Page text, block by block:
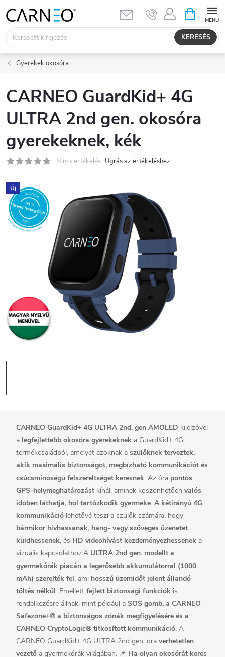
tartalomhoz
KERESÉS
KOSÁR
Gyerekek okosóra
CARNEO GuardKid+ 4G
ULTRA 2nd gen. okosóra
gyerekeknek, kék
Nincs értékelés Ugrás az értékeléshez
Új
CARNEO GuardKid+ 4G ULTRA 2nd. gen AMOLED kijelzővel
a legfejlettebb okosóra gyerekeknek a GuardKid+ 4G
termékcsaládból, amelyet azoknak a szülőknek terveztek,
akik maximális biztonságot, megbízható kommunikációt és
csúcsminőségű felszereltséget keresnek. Az óra pontos
GPS-helymeghatározást kínál, aminek köszönhetően valós
időben láthatja, hol tartózkodik gyermeke. A kétirányú 4G
kommunikáció lehetővé teszi a szülők számára, hogy
bármikor hívhassanak, hang- vagy szöveges üzenetet
küldhessenek, és HD videohívást kezdeményezhessenek a
vizuális kapcsolathoz.A ULTRA 2nd gen. modellt a
gyermekórák piacán a legerősebb akkumulátorral (1000
mAh) szerelték fel, ami hosszú üzemidőt jelent állandó
töltés nélkül. Emellett fejlett biztonsági funkciók is
rendelkezésre állnak, mint például a SOS gomb, a CARNEO
Safezone+® a biztonságos zónák megfigyelésére és a
CARNEO CryptoLogic® titkosított kommunikáció. A
CARNEO GuardKid+ 4G ULTRA 2nd gen. óra verhetetlen
vezető a gyermekórák világában. 📌 Ha olyan okosórát keres